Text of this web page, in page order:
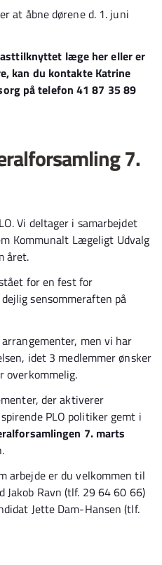
at åbne dørene d. 1. juni
læge her eller er
kan du kontakte Katrine
på telefon 41 87 35 89
7.
Vi deltager i samarbejdet
Kommunalt Lægeligt Udvalg
året.
for en fest for
sensommeraften på
men vi har
idet 3 medlemmer ønsker
overkommelig.
der aktiverer
PLO politiker gemt i
7. marts
arbejde er du velkommen til
Ravn (tlf. 29 64 60 66)
Jette Dam-Hansen (tlf.